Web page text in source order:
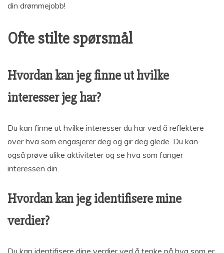
din drømmejobb!
Ofte stilte spørsmål
Hvordan kan jeg finne ut hvilke
interesser jeg har?
Du kan finne ut hvilke interesser du har ved å reflektere
over hva som engasjerer deg og gir deg glede. Du kan
også prøve ulike aktiviteter og se hva som fanger
interessen din.
Hvordan kan jeg identifisere mine
verdier?